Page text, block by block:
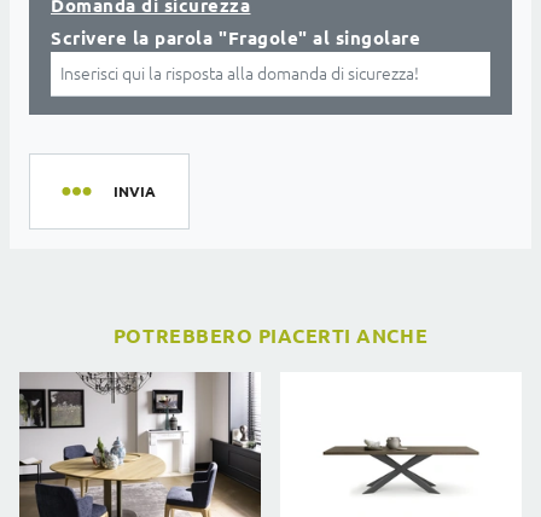
Domanda di sicurezza
Scrivere la parola "Fragole" al singolare
INVIA
POTREBBERO PIACERTI ANCHE